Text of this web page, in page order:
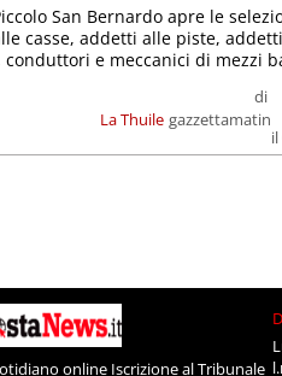
La Thuile
di
gazzettamatin
San Bernardo apre le
casse, addetti alle piste,
e meccanici di mezzi
online Iscrizione al Tribunale